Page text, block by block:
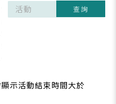
查詢
示活動結束時間大於